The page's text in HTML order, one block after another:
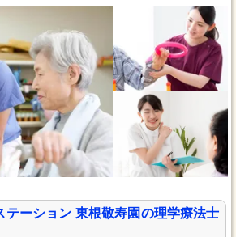
テーション 東根敬寿園の理学療法士